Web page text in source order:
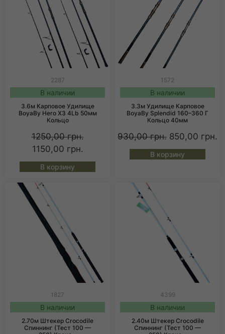
2287
В наличии
3.6м Карповое Удилище
BoyaBy Hero X3 4Lb 50мм
Кольцо
1250,00грн.
1150,00 грн.
В корзину
1572
В наличии
3.3м Удилище Карповое
BoyaBy Splendid 160–360 Г
Кольцо 40мм
930,00грн. 850,00 грн.
В корзину
1827
В наличии
2.70м Штекер Crocodile
Спиннинг (тест 100 —
4399
В наличии
2.40м Штекер Crocodile
Спиннинг (тест 100 —